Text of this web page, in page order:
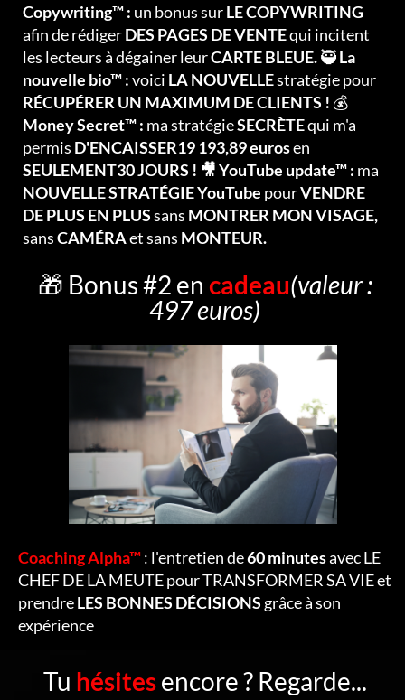
Copywriting™ : un bonus surLE COPYWRITING
afin de rédigerDES PAGES DE VENTEqui incitent
les lecteurs à dégainer leurCARTE BLEUE.🥷La
nouvelle bio™ :voici LA NOUVELLEstratégie pour
RÉCUPÉRER UN MAXIMUM DE CLIENTS ! 💰
Money Secret™ : ma stratégieSECRÈTEqui m'a
permis D'ENCAISSER19 193,89 eurosen
SEULEMENT30 JOURS ! 🎥 YouTube update™ : ma
NOUVELLE STRATÉGIE YouTube pourVENDRE
DE PLUS EN PLUSsans MONTRER MON VISAGE,
sansCAMÉRAet sans MONTEUR.
🎁 Bonus #2 en cadeau(valeur :
497 euros)
Coaching Alpha™: l'entretien de60 minutesavec LE
CHEF DE LA MEUTE pour TRANSFORMER SA VIE et
prendreLES BONNES DÉCISIONS grâce à son
expérience
Tu hésitesencore ? Regarde...